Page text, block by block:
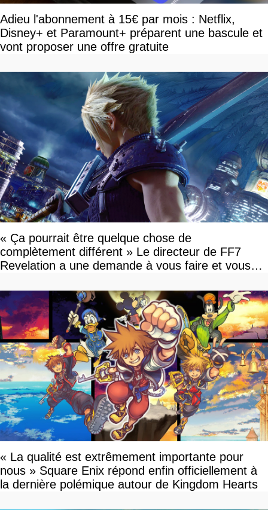
Adieu l'abonnement à 15€ par mois : Netflix,
Disney+ et Paramount+ préparent une bascule et
vont proposer une offre gratuite
« Ça pourrait être quelque chose de
complètement différent » Le directeur de FF7
Revelation a une demande à vous faire et vous
« La qualité est extrêmement importante pour
nous » Square Enix répond enfin officiellement à
la dernière polémique autour de Kingdom Hearts